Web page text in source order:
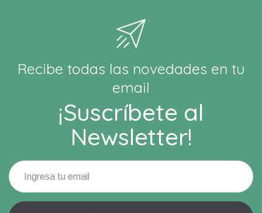
Recibe todas las novedades en tu
email
¡Suscríbete al
Newsletter!